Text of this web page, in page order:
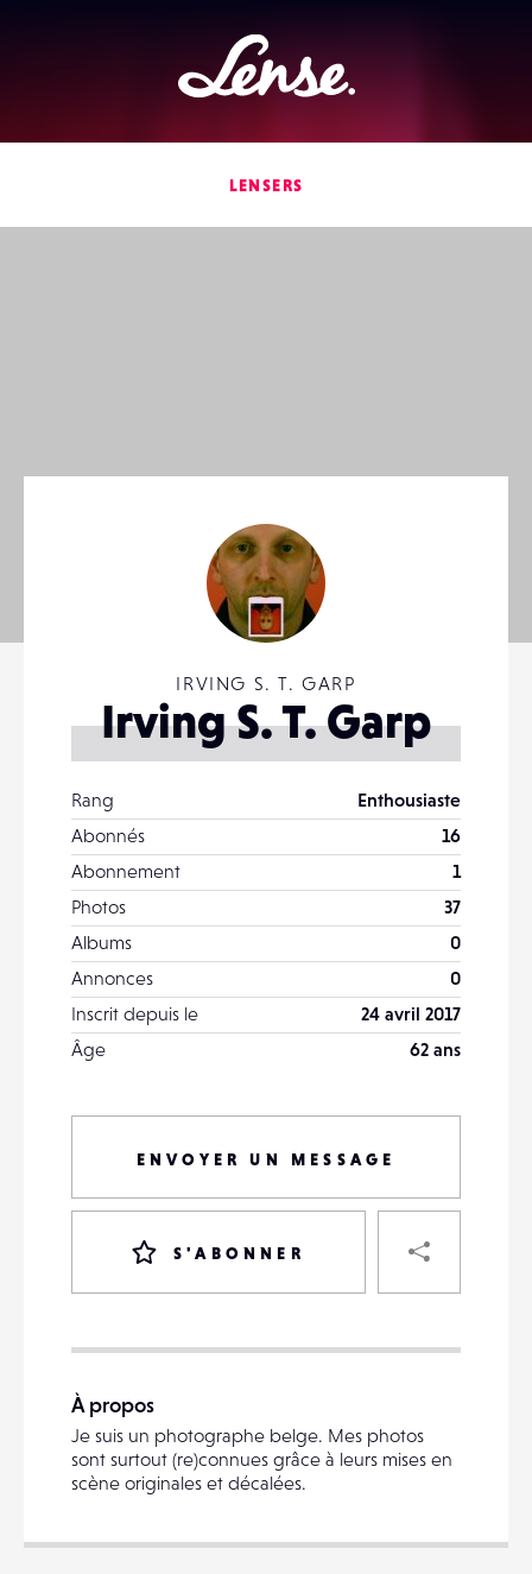
Lense
LENSERS
IRVING S. T. GARP
Irving S. T. Garp
Rang
Enthousiaste
Abonnés
16
Abonnement
1
Photos
37
Albums
0
Annonces
0
Inscrit depuis le
24 avril 2017
Âge
62 ans
ENVOYER UN MESSAGE
S'ABONNER
DESTINATAIRE
EMAIL
À propos
Je suis un photographe belge. Mes photos
sont surtout (re)connues grâce à leurs mises en
scène originales et décalées.